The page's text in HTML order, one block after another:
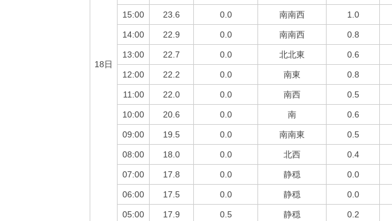
18日
15:00 23.6 0.0 南南西 1.0
14:00 22.9 0.0 南南西 0.8
13:00 22.7 0.0 北北東 0.6
12:00 22.2 0.0 南東 0.8
11:00 22.0 0.0 南西 0.5
10:00 20.6 0.0 南 0.6
09:00 19.5 0.0 南南東 0.5
08:00 18.0 0.0 北西 0.4
07:00 17.8 0.0 静穏 0.0
06:00 17.5 0.0 静穏 0.0
05:00 17.9 0.5 静穏 0.2